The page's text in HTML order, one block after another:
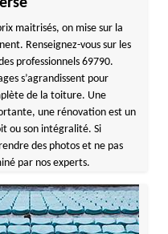
maitrisés, on mise sur la
Renseignez-vous sur les
professionnels 69790.
s’agrandissent pour
de la toiture. Une
une rénovation est un
ou son intégralité. Si
des photos et ne pas
par nos experts.